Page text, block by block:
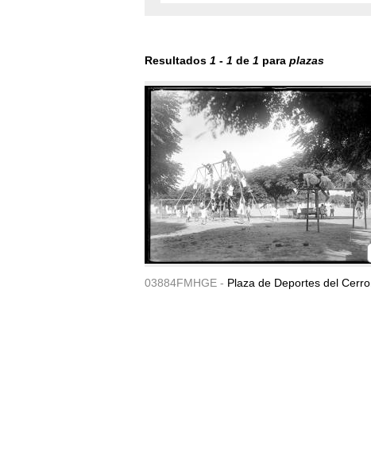
Resultados 1 - 1 de 1 para plazas
03884FMHGE - Plaza de Deportes del Cerro.